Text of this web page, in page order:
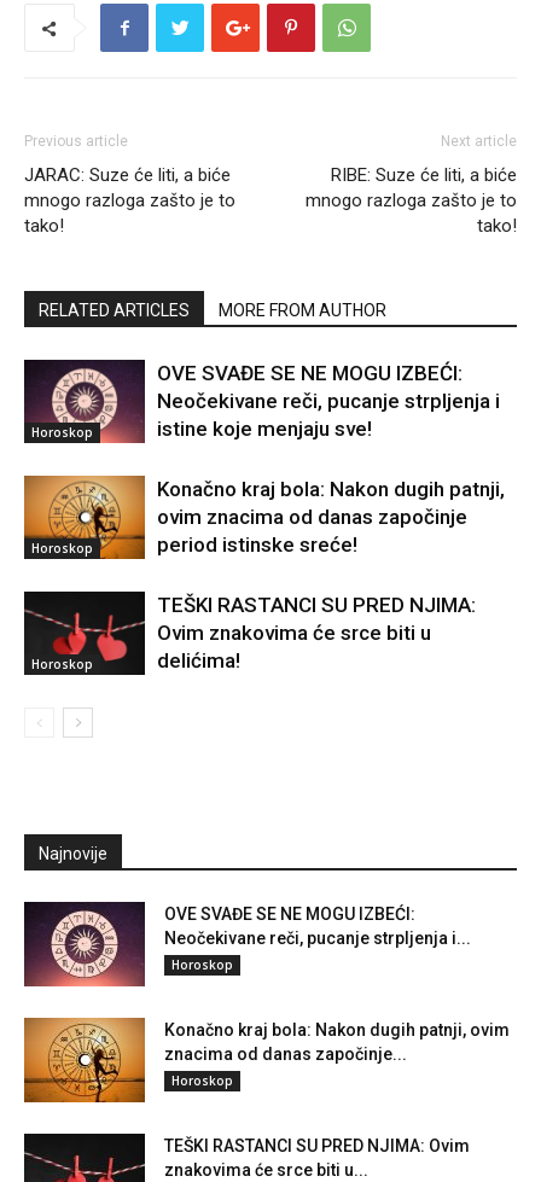
Previous article
JARAC: Suze će liti, a biće
mnogo razloga zašto je to
tako!
Next article
RIBE: Suze će liti, a biće
mnogo razloga zašto je to
tako!
RELATED ARTICLES MORE FROM AUTHOR
Horoskop
OVE SVAĐE SE NE MOGU IZBEĆI:
Neočekivane reči, pucanje strpljenja i
istine koje menjaju sve!
Horoskop
Konačno kraj bola: Nakon dugih patnji,
ovim znacima od danas započinje
period istinske sreće!
Horoskop
TEŠKI RASTANCI SU PRED NJIMA:
Ovim znakovima će srce biti u
delićima!
Najnovije
OVE SVAĐE SE NE MOGU IZBEĆI:
Neočekivane reči, pucanje strpljenja i...
Horoskop
Konačno kraj bola: Nakon dugih patnji, ovim
znacima od danas započinje...
Horoskop
TEŠKI RASTANCI SU PRED NJIMA: Ovim
znakovima će srce biti u...